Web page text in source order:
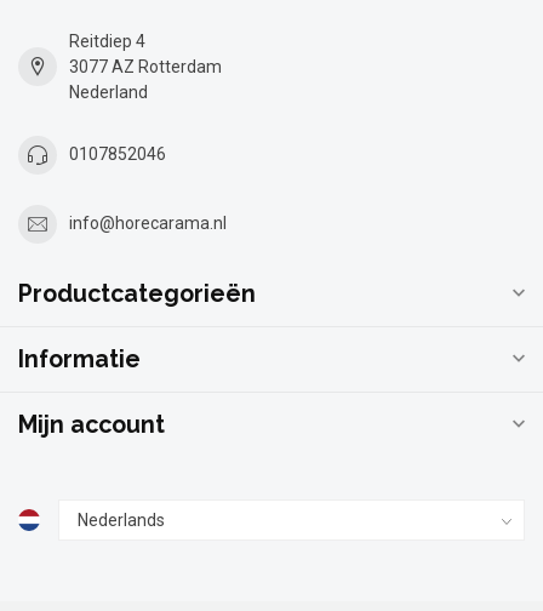
Reitdiep 4
3077 AZ Rotterdam
Nederland
0107852046
info@horecarama.nl
Productcategorieën
Informatie
Mijn account